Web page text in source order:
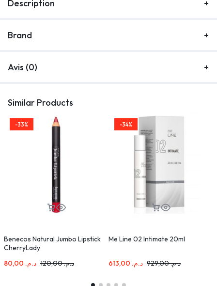
Description
Brand
Avis (0)
Similar Products
-33%
Benecos Natural Jumbo Lipstick
CherryLady
د.م.
د.م.120,00
-34%
Me Line 02 Intimate 20ml
د.م. د.م.929,00